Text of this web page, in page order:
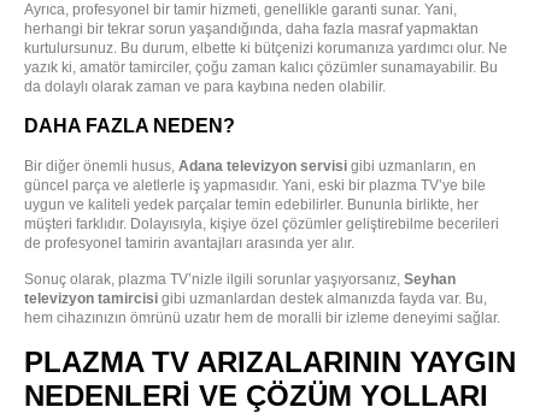
Ayrıca, profesyonel bir tamir hizmeti, genellikle garanti sunar. Yani,
herhangi bir tekrar sorun yaşandığında, daha fazla masraf yapmaktan
kurtulursunuz. Bu durum, elbette ki bütçenizi korumanıza yardımcı olur. Ne
yazık ki, amatör tamirciler, çoğu zaman kalıcı çözümler sunamayabilir. Bu
da dolaylı olarak zaman ve para kaybına neden olabilir.
DAHA FAZLA NEDEN?
Bir diğer önemli husus, Adana televizyon servisi gibi uzmanların, en
güncel parça ve aletlerle iş yapmasıdır. Yani, eski bir plazma TV’ye bile
uygun ve kaliteli yedek parçalar temin edebilirler. Bununla birlikte, her
müşteri farklıdır. Dolayısıyla, kişiye özel çözümler geliştirebilme becerileri
de profesyonel tamirin avantajları arasında yer alır.
Sonuç olarak, plazma TV’nizle ilgili sorunlar yaşıyorsanız, Seyhan
televizyon tamircisi gibi uzmanlardan destek almanızda fayda var. Bu,
hem cihazınızın ömrünü uzatır hem de moralli bir izleme deneyimi sağlar.
PLAZMA TV ARIZALARININ YAYGIN
NEDENLERI VE ÇÖZÜM YOLLARI